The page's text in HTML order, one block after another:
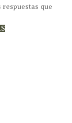
respuestas que